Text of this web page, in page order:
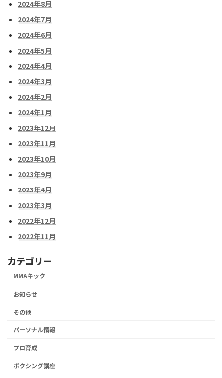
2024年8月
2024年7月
2024年6月
2024年5月
2024年4月
2024年3月
2024年2月
2024年1月
2023年12月
2023年11月
2023年10月
2023年9月
2023年4月
2023年3月
2022年12月
2022年11月
カテゴリー
MMAキック
お知らせ
その他
パーソナル情報
プロ育成
ボクシング講座